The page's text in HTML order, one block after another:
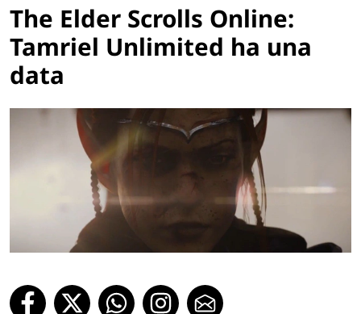
The Elder Scrolls Online:
Tamriel Unlimited ha una
data